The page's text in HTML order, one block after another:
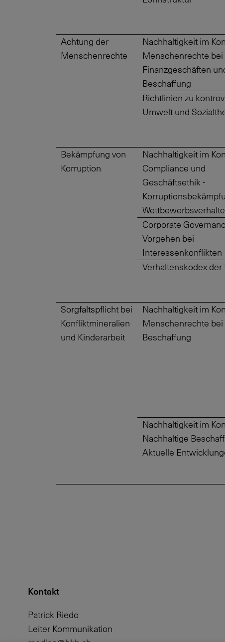
Achtung der
Menschenrechte
Nachhaltigkeit im
Menschenrechte bei
Finanzgeschäften
Beschaffung
Richtlinien zu
Umwelt und
Bekämpfung von
Korruption
Nachhaltigkeit im
Compliance und
Geschäftsethik -
Corporate
Vorgehen bei
Interessenkonflikten
Verhaltenskodex der
Sorgfaltspflicht bei
Konfliktmineralien
und Kinderarbeit
Nachhaltigkeit im
Menschenrechte bei
Beschaffung
Nachhaltigkeit im
Nachhaltige
Aktuelle
Kontakt
Patrick Riedo
Leiter Kommunikation